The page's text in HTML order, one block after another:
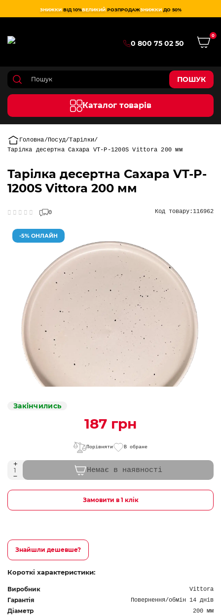
ЗНИЖКИ ВІД 10%ВЕЛИКИЙ РОЗПРОДАЖЗНИЖКИ ДО 50%
0 800 75 02 50
0
ПОШУК
Каталог товарів
Головна Посуд Тарілки
Тарілка десертна Сахара VT-P-1200S Vittora 200 мм
Тарілка десертна Сахара VT-P-
1200S Vittora 200 мм
0 Код товару:116962
-5% ОНЛАЙН
Закінчились
187 грн
Порівняти В обране
Немає в наявності
Замовити в 1 клік
Знайшли дешевше?
Короткі характеристики:
Виробник Vittora
Гарантія Повернення/обмін 14 днів
Діаметр 200 мм